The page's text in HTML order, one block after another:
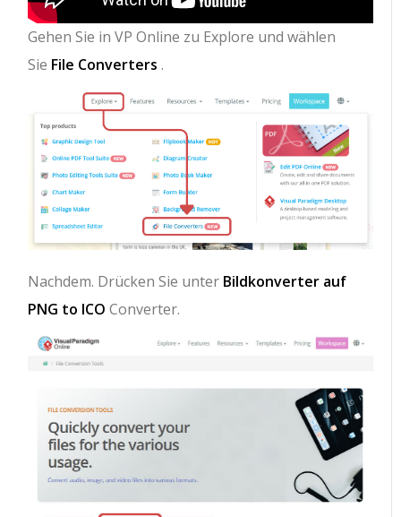
Gehen Sie in VP Online zu Explore und wählen
Sie File Converters .
Nachdem. Drücken Sie unter Bildkonverter auf
PNG to ICO Converter.